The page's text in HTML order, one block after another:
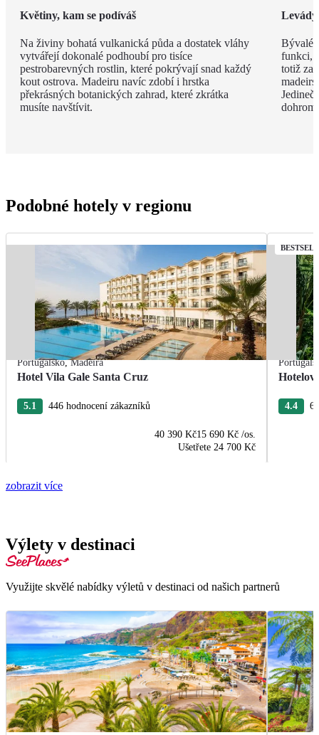
Květiny, kam se podíváš
Na živiny bohatá vulkanická půda a dostatek vláhy
vytvářejí dokonalé podhoubí pro tisíce
pestrobarevných rostlin, které pokrývají snad každý
kout ostrova. Madeiru navíc zdobí i hrstka
překrásných botanických zahrad, které zkrátka
musíte navštívit.
Levády
Bývalé
funkci,
totiž
Podobné hotely v regionu
Portugalsko,Madeira
Hotel Vila Gale Santa Cruz
5.1 446 hodnocení zákazníků
40 390 Kč15 690 Kč /os.
Ušetřete 24 700 Kč
4.4
zobrazit více
Výlety v destinaci
Využijte skvělé nabídky výletů v destinaci od našich partnerů